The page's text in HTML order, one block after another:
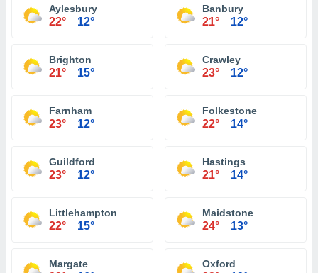
Aylesbury
22° 12°
Banbury
21° 12°
Brighton
21° 15°
Crawley
23° 12°
Farnham
23° 12°
Folkestone
22° 14°
Guildford
23° 12°
Hastings
21° 14°
Littlehampton
22° 15°
Maidstone
24° 13°
Margate Oxford